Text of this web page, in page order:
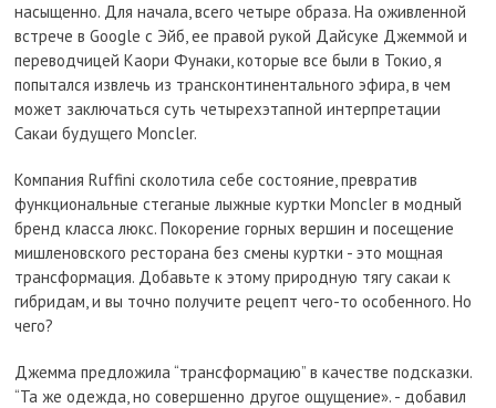
насыщенно. Для начала, всего четыре образа. На оживленной
встрече в Google с Эйб, ее правой рукой Дайсуке Джеммой и
переводчицей Каори Фунаки, которые все были в Токио, я
попытался извлечь из трансконтинентального эфира, в чем
может заключаться суть четырехэтапной интерпретации
Сакаи будущего Moncler.
Компания Ruffini сколотила себе состояние, превратив
функциональные стеганые лыжные куртки Moncler в модный
бренд класса люкс. Покорение горных вершин и посещение
мишленовского ресторана без смены куртки - это мощная
трансформация. Добавьте к этому природную тягу сакаи к
гибридам, и вы точно получите рецепт чего-то особенного. Но
чего?
Джемма предложила “трансформацию” в качестве подсказки.
“Та же одежда, но совершенно другое ощущение». - добавил